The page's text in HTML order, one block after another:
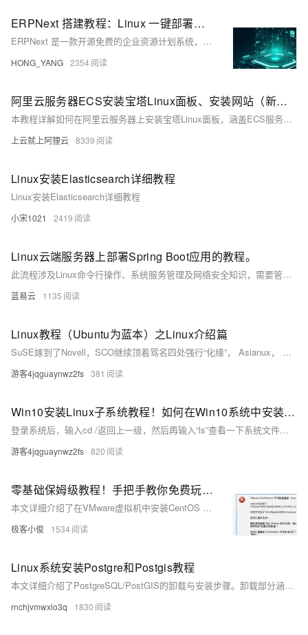
ERPNext 搭建教程：Linux 一键部署与维护
ERPNext 是一款开源免费的企业资源计划系统，适用于中小企业信息化管理。基于 Python 和 Frappe 框架开发，支持财务、销售、人力、库存等模块，具备高度可定制性。本文介绍如何通过 Websoft9 在 Linux 下快速部署 ERPNext，并提供环境配置、系统维护等实用建议，适合开发者和企业用户快速上手。
HONG_YANG 2354
阿里云服务器ECS安装宝塔Linux面板、安装网站（新手图文教程）
本教程详解如何在阿里云服务器上安装宝塔Linux面板，涵盖ECS服务器手动安装步骤，包括系统准备、远程连接、安装命令执行、端口开放及LNMP环境部署，手把手引导用户快速搭建网站环境。
上云就上阿狸云 8339
Linux安装Elasticsearch详细教程
Linux安装Elasticsearch详细教程
小宋1021 2419
Linux云端服务器上部署Spring Boot应用的教程。
此流程涉及Linux命令行操作、系统服务管理及网络安全知识，需要管理员权限以进行配置和服务管理。务必在一个测试环境中验证所有步骤，确保一切配置正确无误后，再将应用部署到生产环境中。也可以使用如Ansible、Chef等配置管理工具来自动化部署过程，提升效率和可靠性。
蓝易云 1135
Linux教程（Ubuntu为蓝本）之Linux介绍篇
SuSE嫁到了Novell，SCO继续顶着骂名四处强行“化缘”， Asianux， MandrakeSoft也在五年中首次宣布季度赢利。3月，SGI宣布成功实现了Linux操作系统支持256个Itanium 2处理器。[1-2]
游客4jqguaynwz2fs 381
Win10安装Linux子系统教程！如何在Win10系统中安装Ubuntu！
登录系统后，输入cd /返回上一级，然后再输入“ls”查看一下系统文件目录，看看对不对！
游客4jqguaynwz2fs 820
零基础保姆级教程！手把手教你免费玩转Linux CentOS安装+学习环境搭建（附避坑指南）
本文详细介绍了在VMware虚拟机中安装CentOS 6.8的全过程。首先，需确保已安装VMware并开启V-CPU虚拟化功能，可通过BIOS设置或使用LeoMoon CPU-V工具检测。接着，下载CentOS镜像文件，并在VMware中新建虚拟机，配置CPU、内存、硬盘等参数。最后，加载ISO镜像启动虚拟机，按照提示完成CentOS的安装，包括语言、键盘、存储方式、地区、密码设置及硬盘分区等步骤。安装完成后，以root用户登录即可进入系统桌面，开始学习Linux命令和操作。
极客小俊 1534
Linux系统安装Postgre和Postgis教程
本文详细介绍了PostgreSQL/PostGIS的卸载与安装步骤。卸载部分涵盖Docker、Yum/RPM及源码编译安装的清理方法，包括停止服务、删除容器/包、清理残留文件和环境变量等操作，并强调卸载前需备份数据库数据。安装部分提供在线yum安装和离线源码编译两种方式，前者简单快捷，后者需准备依赖（如gcc、readline-devel等）、创建用户组、初始化数据库及配置访问规则。每步均附带命令示例，确保操作清晰明确。
rnchjvmwxlo3q 1830